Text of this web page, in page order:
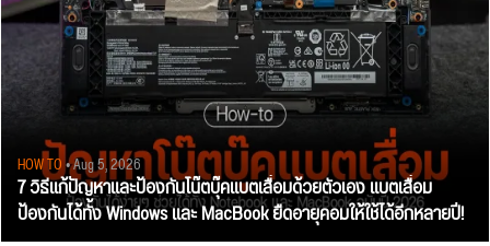
HOW TO• Aug 5, 2026
7 วิธีแก้ปัญหาและป้องกันโน๊ตบุ๊คแบตเสื่อมด้วยตัวเอง แบตเสื่อม
ป้องกันได้ทั้ง Windows และ MacBook ยืดอายุคอมให้ใช้ได้อีกหลายปี!